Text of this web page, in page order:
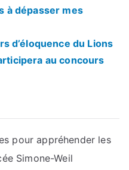
à dépasser mes
d’éloquence du Lions
au concours
pour appréhender les
Simone-Weil